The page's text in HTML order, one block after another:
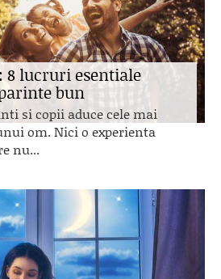
8 lucruri esentiale
bun
si copii aduce cele mai
om. Nici o experienta
nu...